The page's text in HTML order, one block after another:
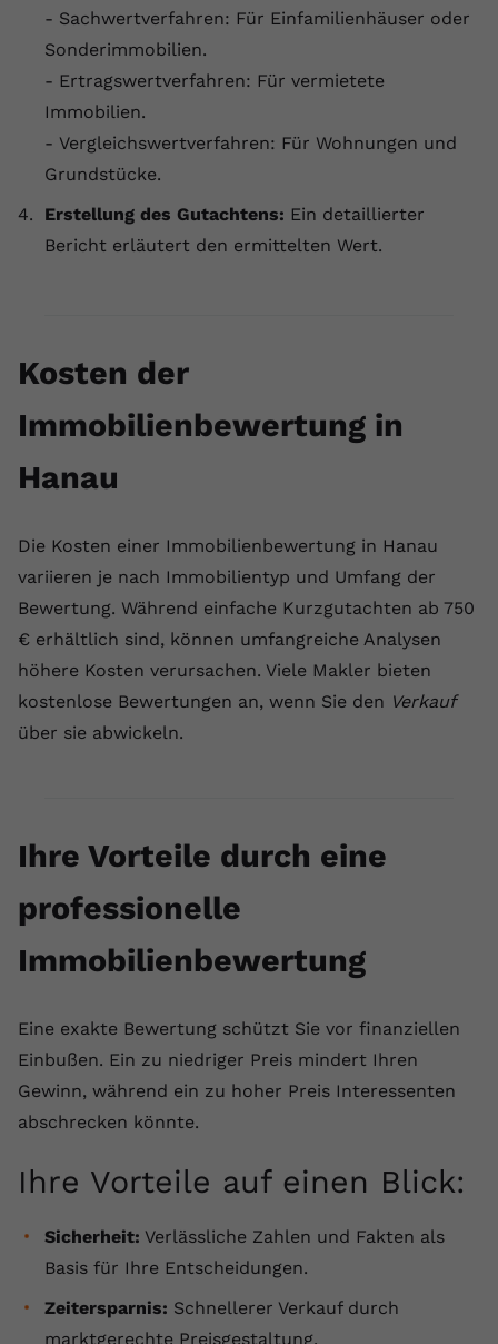
- Sachwertverfahren: Für Einfamilienhäuser oder
Sonderimmobilien.
- Ertragswertverfahren: Für vermietete
Immobilien.
- Vergleichswertverfahren: Für Wohnungen und
Grundstücke.
Erstellung des Gutachtens: Ein detaillierter
Bericht erläutert den ermittelten Wert.
Kosten der
Immobilienbewertung in
Hanau
Die Kosten einer Immobilienbewertung in Hanau
variieren je nach Immobilientyp und Umfang der
Bewertung. Während einfache Kurzgutachten ab 750
€ erhältlich sind, können umfangreiche Analysen
höhere Kosten verursachen. Viele Makler bieten
kostenlose Bewertungen an, wenn Sie den Verkauf
über sie abwickeln.
Ihre Vorteile durch eine
professionelle
Immobilienbewertung
Eine exakte Bewertung schützt Sie vor finanziellen
Einbußen. Ein zu niedriger Preis mindert Ihren
Gewinn, während ein zu hoher Preis Interessenten
abschrecken könnte.
Ihre Vorteile auf einen Blick:
Sicherheit: Verlässliche Zahlen und Fakten als
Basis für Ihre Entscheidungen.
Zeitersparnis: Schnellerer Verkauf durch
marktgerechte Preisgestaltung.